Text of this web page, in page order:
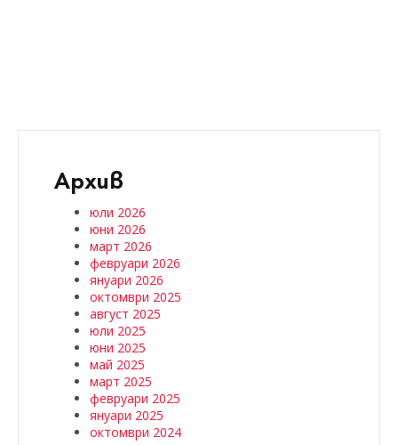
Архив
юли 2026
юни 2026
март 2026
февруари 2026
януари 2026
октомври 2025
август 2025
юли 2025
юни 2025
май 2025
март 2025
февруари 2025
януари 2025
октомври 2024